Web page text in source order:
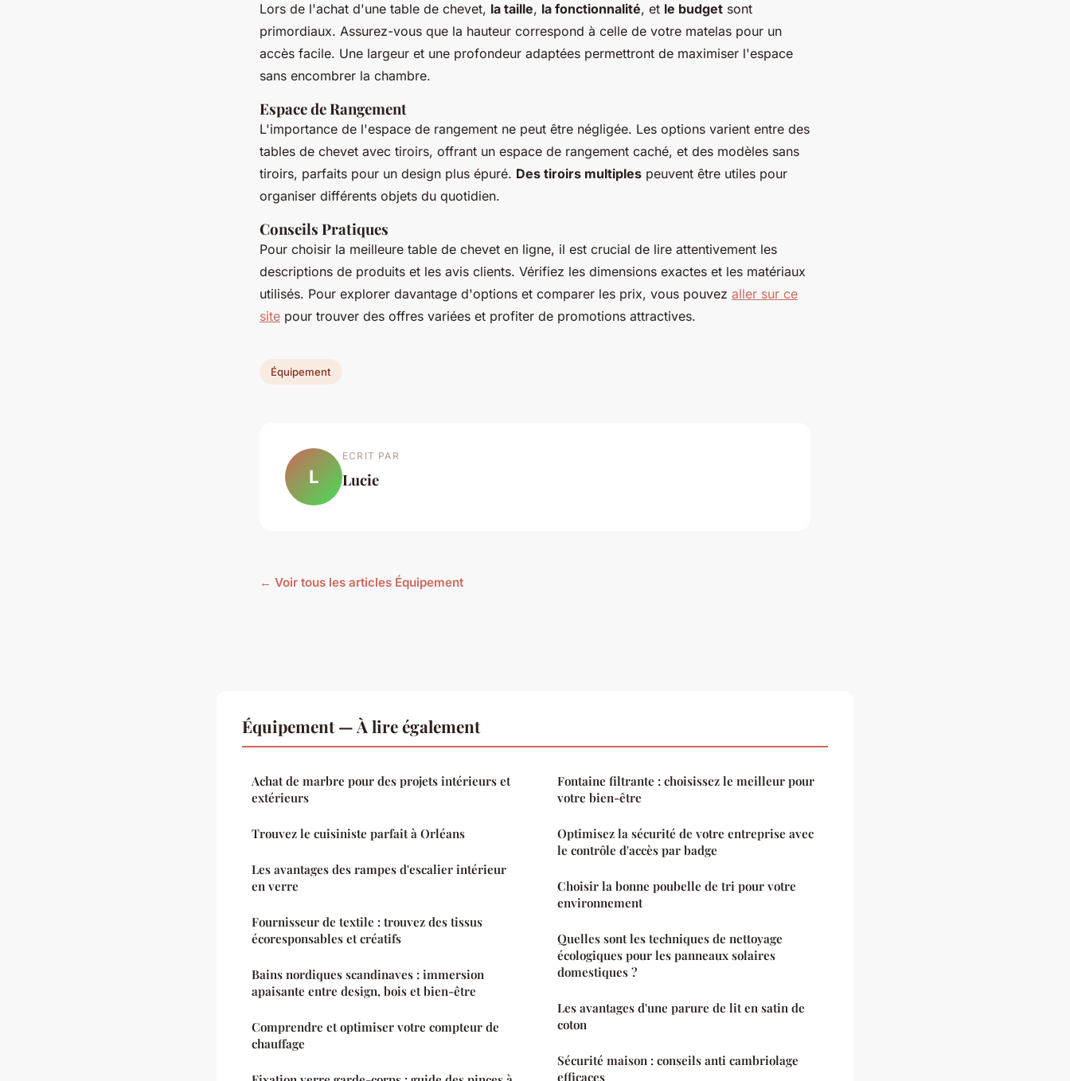
Lors de l'achat d'une table de chevet, la taille, la fonctionnalité, et le budget sont
primordiaux. Assurez-vous que la hauteur correspond à celle de votre matelas pour un
accès facile. Une largeur et une profondeur adaptées permettront de maximiser l'espace
sans encombrer la chambre.
Espace de Rangement
L'importance de l'espace de rangement ne peut être négligée. Les options varient entre des
tables de chevet avec tiroirs, offrant un espace de rangement caché, et des modèles sans
tiroirs, parfaits pour un design plus épuré. Des tiroirs multiples peuvent être utiles pour
organiser différents objets du quotidien.
Conseils Pratiques
Pour choisir la meilleure table de chevet en ligne, il est crucial de lire attentivement les
descriptions de produits et les avis clients. Vérifiez les dimensions exactes et les matériaux
utilisés. Pour explorer davantage d'options et comparer les prix, vous pouvez aller sur ce
site pour trouver des offres variées et profiter de promotions attractives.
Équipement
L
ECRIT PAR
Lucie
← Voir tous les articles Équipement
Équipement — À lire également
Achat de marbre pour des projets intérieurs et
extérieurs
Trouvez le cuisiniste parfait à Orléans
Les avantages des rampes d'escalier intérieur
en verre
Fournisseur de textile : trouvez des tissus
écoresponsables et créatifs
Bains nordiques scandinaves : immersion
apaisante entre design, bois et bien-être
Comprendre et optimiser votre compteur de
chauffage
Fontaine filtrante : choisissez le meilleur pour
votre bien-être
Optimisez la sécurité de votre entreprise avec
le contrôle d'accès par badge
Choisir la bonne poubelle de tri pour votre
environnement
Quelles sont les techniques de nettoyage
écologiques pour les panneaux solaires
domestiques ?
Les avantages d'une parure de lit en satin de
coton
Sécurité maison : conseils anti cambriolage
efficaces